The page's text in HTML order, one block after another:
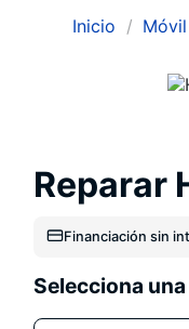
Inicio Móvil
Reparar
Financiación sin
Selecciona